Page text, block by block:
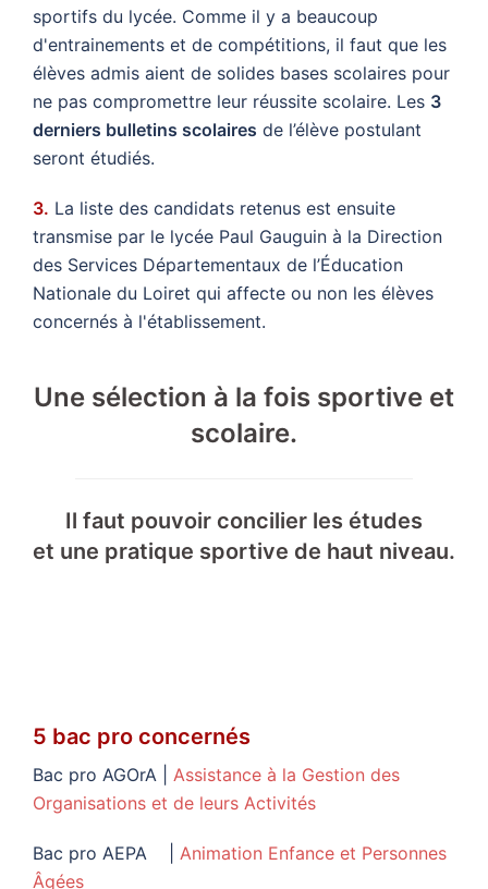
sportifs du lycée. Comme il y a beaucoup
d'entrainements et de compétitions, il faut que les
élèves admis aient de solides bases scolaires pour
ne pas compromettre leur réussite scolaire. Les 3
derniers bulletins scolaires de l’élève postulant
seront étudiés.
3. La liste des candidats retenus est ensuite
transmise par le lycée Paul Gauguin à la Direction
des Services Départementaux de l’Éducation
Nationale du Loiret qui affecte ou non les élèves
concernés à l'établissement.
Une sélection à la fois sportive et
scolaire.
Il faut pouvoir concilier les études
et une pratique sportive de haut niveau.
5 bac pro concernés
Bac pro AGOrA | Assistance à la Gestion des
Organisations et de leurs Activités
Bac pro AEPA | Animation Enfance et Personnes
Âgées